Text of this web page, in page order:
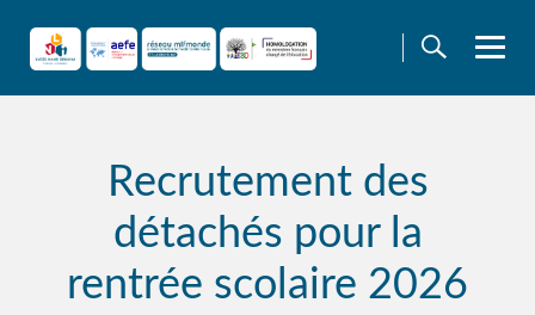
content
Recrutement des
détachés pour la
rentrée scolaire 2026